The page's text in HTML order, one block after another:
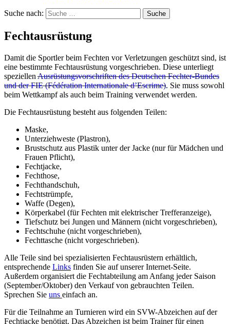
Suche nach:
Fechtausrüstung
Damit die Sportler beim Fechten vor Verletzungen geschützt sind, ist
eine bestimmte Fechtausrüstung vorgeschrieben. Diese unterliegt
speziellen Ausrüstungsvorschriften des Deutschen Fechter-Bundes
und der FIE (Fédération Internationale d’Escrime). Sie muss sowohl
beim Wettkampf als auch beim Training verwendet werden.
Die Fechtausrüstung besteht aus folgenden Teilen:
Maske,
Unterziehweste (Plastron),
Brustschutz aus Plastik unter der Jacke (nur für Mädchen und
Frauen Pflicht),
Fechtjacke,
Fechthose,
Fechthandschuh,
Fechtstrümpfe,
Waffe (Degen),
Körperkabel (für Fechten mit elektrischer Trefferanzeige),
Tiefschutz bei Jungen und Männern (nicht vorgeschrieben),
Fechtschuhe (nicht vorgeschrieben),
Fechttasche (nicht vorgeschrieben).
Alle Teile sind bei spezialisierten Fechtausrüstern erhältlich,
entsprechende Links finden Sie auf unserer Internet-Seite.
Außerdem organisiert die Fechtabteilung am Anfang jeder Saison
(September/Oktober) den Verkauf von gebrauchten Teilen.
Sprechen Sie uns einfach an.
Für die Teilnahme an Turnieren wird ein SVW-Abzeichen auf der
Fechtjacke benötigt. Das Abzeichen ist beim Trainer für einen